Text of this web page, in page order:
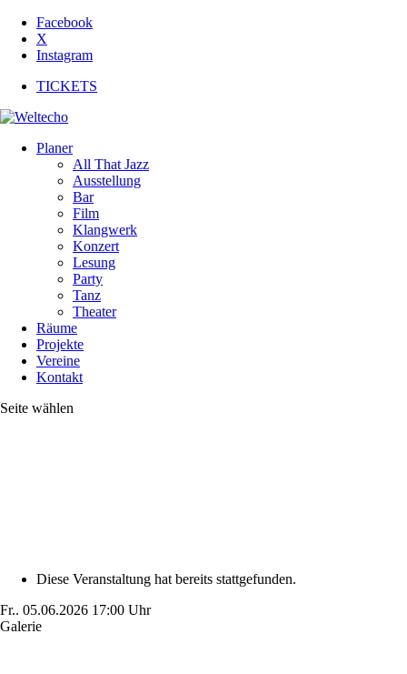
Facebook
X
Instagram
TICKETS
Planer
All That Jazz
Ausstellung
Bar
Film
Klangwerk
Konzert
Lesung
Party
Tanz
Theater
Räume
Projekte
Vereine
Kontakt
Seite wählen
Diese Veranstaltung hat bereits stattgefunden.
Fr.. 05.06.2026 17:00 Uhr
Galerie